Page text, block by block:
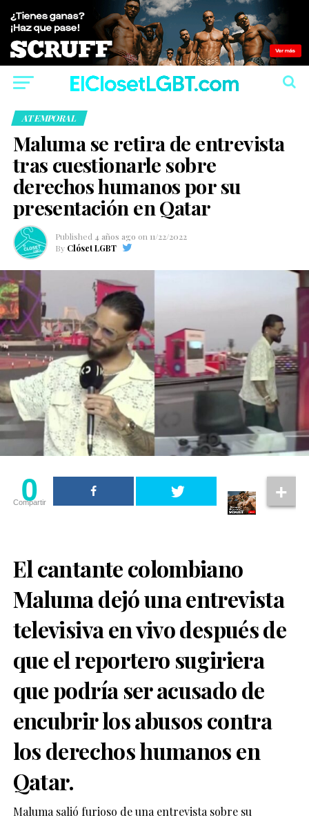
ATEMPORAL
Maluma se retira de entrevista
tras cuestionarle sobre
derechos humanos por su
presentación en Qatar
Published 4 años ago on 11/22/2022
By Clóset LGBT
0
Compartir
El cantante colombiano
Maluma dejó una entrevista
televisiva en vivo después de
que el reportero sugiriera
que podría ser acusado de
encubrir los abusos contra
los derechos humanos en
Qatar.
Maluma salió furioso de una entrevista sobre su